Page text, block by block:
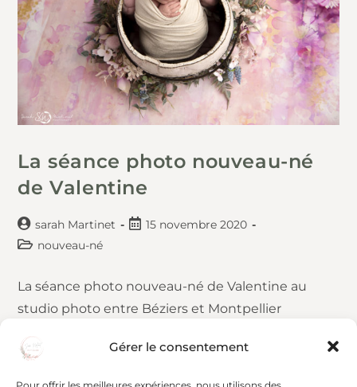
Gérer le consentement
La séance photo nouveau-né
de Valentine
sarah Martinet
15 novembre 2020
nouveau-né
La séance photo nouveau-né de Valentine au
studio photo entre Béziers et Montpellier
visionner quelques extraits de la séance photo